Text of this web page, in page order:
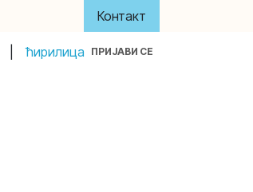
Контакт
ћирилица ПРИЈАВИ СЕ